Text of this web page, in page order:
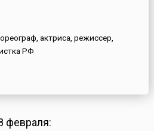
актриса, режиссер,
РФ
февраля: